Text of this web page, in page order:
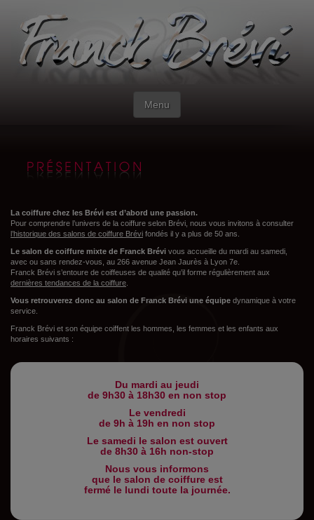
Toggle
navigation
Menu
La coiffure chez les Brévi est d’abord une passion.
Pour comprendre l’univers de la coiffure selon Brévi, nous vous invitons à consulter
l’historique des salons de coiffure Brévi fondés il y a plus de 50 ans.
Le salon de coiffure mixte de Franck Brévi vous accueille du mardi au samedi,
avec ou sans rendez-vous, au 266 avenue Jean Jaurès à Lyon 7e.
Franck Brévi s’entoure de coiffeuses de qualité qu’il forme régulièrement aux
dernières tendances de la coiffure
Vous retrouverez donc au salon de Franck Brévi une équipe dynamique à votre
service.
Franck Brévi et son équipe coiffent les hommes, les femmes et les enfants aux
horaires suivants :
Du mardi au jeudi
de 9h30 à 18h30 en non stop
Le vendredi
de 9h à 19h en non stop
Le samedi le salon est ouvert
de 8h30 à 16h non-stop
Nous vous informons
que le salon de coiffure est
fermé le lundi toute la journée.